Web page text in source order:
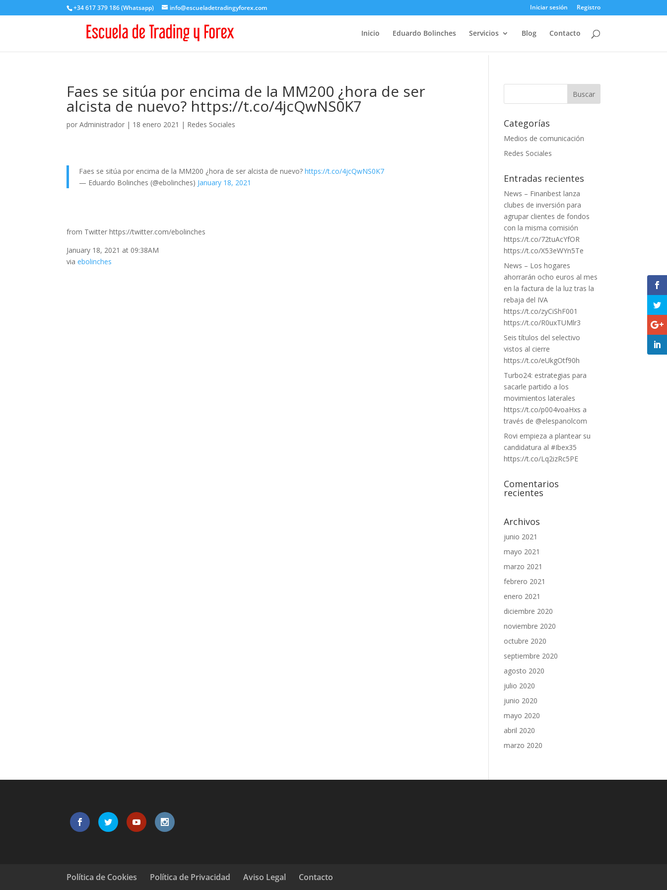
+34 617 379 186 (Whatsapp) info@escueladetradingyforex.com Iniciar sesión Registro
Inicio Eduardo Bolinches Servicios Blog Contacto
Faes se sitúa por encima de la MM200 ¿hora de ser
alcista de nuevo? https://t.co/4jcQwNS0K7
porAdministrador | 18 enero 2021 | Redes Sociales
Faes se sitúa por encima de la MM200 ¿hora de ser alcista de nuevo?https://t.co/4jcQwNS0K7
— Eduardo Bolinches (@ebolinches) January 18, 2021
from Twitter https://twitter.com/ebolinches
January 18, 2021 at 09:38AM
viaebolinches
Categorías
Medios de comunicación
Redes Sociales
Entradas recientes
News – Finanbest lanza
clubes de inversión para
agrupar clientes de fondos
con la misma comisión
https://t.co/72tuAcYfOR
https://t.co/X53eWYn5Te
News – Los hogares
ahorrarán ocho euros al mes
en la factura de la luz tras la
rebaja del IVA
https://t.co/zyCiShF001
https://t.co/R0uxTUMlr3
Seis títulos del selectivo
vistos al cierre
https://t.co/eUkgOtf90h
Turbo24: estrategias para
sacarle partido a los
movimientos laterales
https://t.co/p004voaHxs a
través de @elespanolcom
Rovi empieza a plantear su
candidatura al #Ibex35
https://t.co/Lq2izRc5PE
Comentarios
recientes
Archivos
junio 2021
mayo 2021
marzo 2021
febrero 2021
enero 2021
diciembre 2020
noviembre 2020
octubre 2020
septiembre 2020
agosto 2020
julio 2020
junio 2020
mayo 2020
abril 2020
marzo 2020
Política de Cookies Política de Privacidad Aviso Legal Contacto